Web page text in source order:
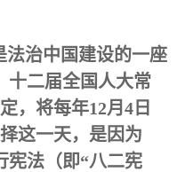
法治中国建设的一座
十二届全国人大常
，将每年12月4日
这一天，是因为
宪法（即“八二宪